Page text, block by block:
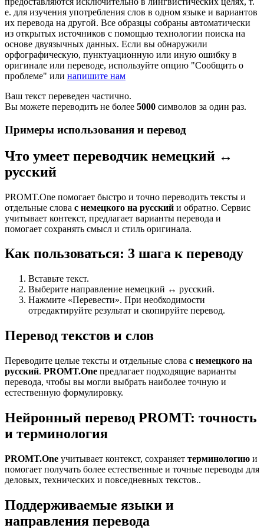
е. для изучения употребления слов в одном языке и вариантов
их перевода на другой. Все образцы собраны автоматически
из открытых источников с помощью технологии поиска на
основе двуязычных данных. Если вы обнаружили
орфографическую, пунктуационную или иную ошибку в
оригинале или переводе, используйте опцию "Сообщить о
проблеме" или напишите нам
Ваш текст переведен частично.
Вы можете переводить не более 5000 символов за один раз.
Примеры использования и перевод
Что умеет переводчик немецкий ↔
русский
PROMT.One помогает быстро и точно переводить тексты и
отдельные слова с немецкого на русский и обратно. Сервис
учитывает контекст, предлагает варианты перевода и
помогает сохранять смысл и стиль оригинала.
Как пользоваться: 3 шага к переводу
Вставьте текст.
Выберите направление немецкий ↔ русский.
Нажмите «Перевести». При необходимости
отредактируйте результат и скопируйте перевод.
Перевод текстов и слов
Переводите целые тексты и отдельные слова с немецкого на
русский. PROMT.One предлагает подходящие варианты
перевода, чтобы вы могли выбрать наиболее точную и
естественную формулировку.
Нейронный перевод PROMT: точность
и терминология
PROMT.One учитывает контекст, сохраняет терминологию и
помогает получать более естественные и точные переводы для
деловых, технических и повседневных текстов..
Поддерживаемые языки и
направления перевода